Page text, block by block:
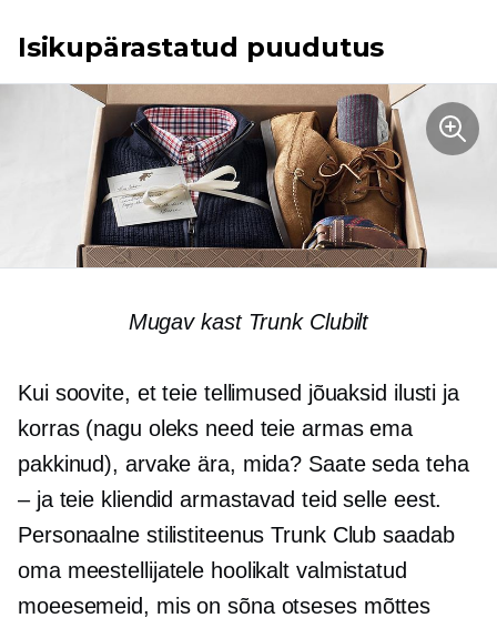
Isikupärastatud puudutus
Mugav kast Trunk Clubilt
Kui soovite, et teie tellimused jõuaksid ilusti ja
korras (nagu oleks need teie armas ema
pakkinud), arvake ära, mida? Saate seda teha
– ja teie kliendid armastavad teid selle eest.
Personaalne stilistiteenus Trunk Club saadab
oma meestellijatele hoolikalt valmistatud
moeesemeid, mis on sõna otseses mõttes